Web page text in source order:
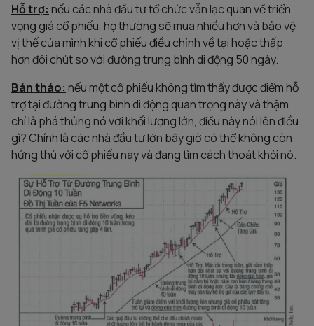
Hỗ trợ: nếu các nhà đầu tư tổ chức vẫn lạc quan về triển
vọng giá cổ phiếu, họ thường sẽ mua nhiều hơn và bảo vệ
vị thế của mình khi cổ phiếu điều chỉnh về tại hoặc thấp
hơn đôi chút so với đường trung bình di động 50 ngày.
Bán tháo: nếu một cổ phiếu không tìm thấy được điểm hỗ
trợ tại đường trung bình di động quan trọng này và thậm
chí là phá thủng nó với khối lượng lớn, điều này nói lên điều
gì? Chính là các nhà đầu tư lớn bây giờ có thể không còn
hứng thú với cổ phiếu này và đang tìm cách thoát khỏi nó.